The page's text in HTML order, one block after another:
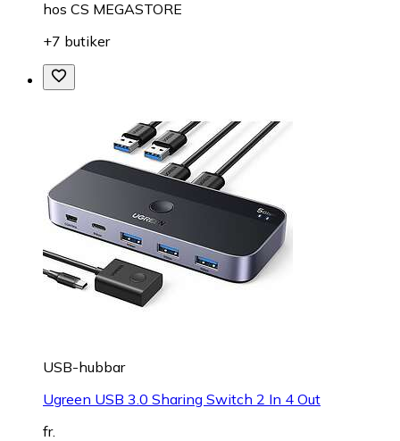
hos CS MEGASTORE
+7 butiker
USB-hubbar
Ugreen USB 3.0 Sharing Switch 2 In 4 Out
fr.